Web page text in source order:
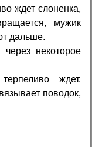
ждет слоненка,
мужик
дальше.
некоторое
ждет.
поводок,